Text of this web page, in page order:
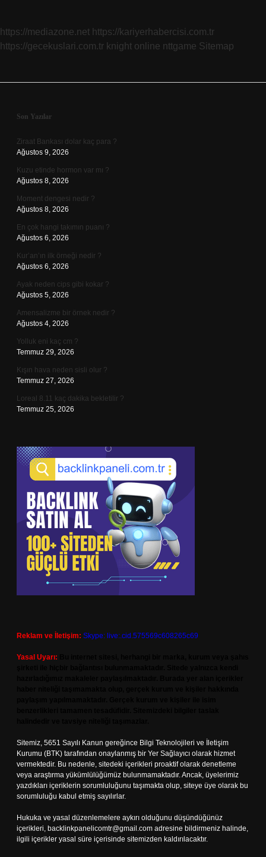
https://mediazone.net https://kariyerhabercisi.com.tr
https://gecekuslari.com.tr knight online nttgame Sitemap
Sidebar
Son Yazılar
Ziraat Bankası dolar kaç para ?
Ağustos 9, 2026
Kuzu etinde hormon var mı ?
Ağustos 8, 2026
Moment dengesi nedir ?
Ağustos 8, 2026
En çok hangi takımın puanı ?
Ağustos 6, 2026
Kur’an’ın ilk örneği nedir ?
Ağustos 6, 2026
Ayak neden cips gibi kokar ?
Ağustos 5, 2026
Amensalizme bir örnek nedir ?
Ağustos 4, 2026
Yolluk eni kaç cm ?
Temmuz 29, 2026
Kışın hava neden sisli olur ?
Temmuz 27, 2026
Loreal 8.11 kaç dakika bekletilir ?
Temmuz 25, 2026
Reklam ve İletişim: Skype: live:.cid.575569c608265c69
Yasal Uyarı:
Sitemiz, 5651 Sayılı Kanun gereğince Bilgi Teknolojileri ve İletişim
Kurumu (BTK) tarafından onaylanmış bir Yer Sağlayıcı olarak hizmet
vermektedir. Bu nedenle, sitedeki içerikleri proaktif olarak denetleme
veya araştırma yükümlülüğümüz bulunmamaktadır. Ancak, üyelerimiz
yazdıkları içeriklerin sorumluluğunu taşımakta olup, siteye üye olarak bu
sorumluluğu kabul etmiş sayılırlar.
Hukuka ve yasal düzenlemelere aykırı olduğunu düşündüğünüz
içerikleri, backlinkpanelicomtr@gmail.com adresine bildirmeniz halinde,
ilgili içerikler yasal süre içerisinde sitemizden kaldırılacaktır.